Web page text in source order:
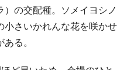
の交配種。ソメイヨシノ
小さいかれんな花を咲かせ
る。